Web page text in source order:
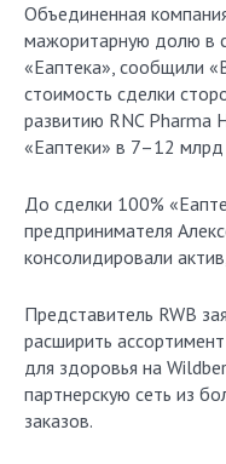
Объединенная компания Wildberries & Russ (RWB) купила
мажоритарную долю в
«Еаптека», сообщили
стоимость сделки
развитию RNC Pharma
«Еаптеки» в 7–12 млрд
До сделки 100%
предпринимателя
консолидировали
Представитель RWB
расширить
для здоровья на
партнерскую сеть из
заказов.